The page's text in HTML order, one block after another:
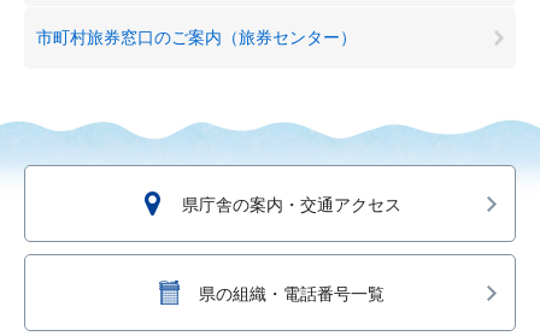
市町村旅券窓口のご案内（旅券センター）
県庁舎の案内・交通アクセス
県の組織・電話番号一覧